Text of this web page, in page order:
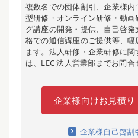
複数名での団体割引、企業様
型研修・オンライン研修・動
グ講座の開発・提供、自己啓
格での通信講座のご提供等、
ます。法人研修・企業研修に
は、LEC 法人営業部までお問合
企業様向けお見積
企業様自己啓割